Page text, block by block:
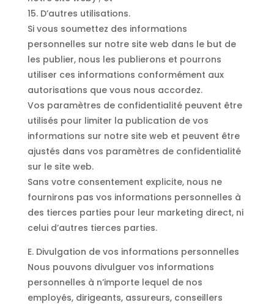
15. D’autres utilisations.
Si vous soumettez des informations
personnelles sur notre site web dans le but de
les publier, nous les publierons et pourrons
utiliser ces informations conformément aux
autorisations que vous nous accordez.
Vos paramètres de confidentialité peuvent être
utilisés pour limiter la publication de vos
informations sur notre site web et peuvent être
ajustés dans vos paramètres de confidentialité
sur le site web.
Sans votre consentement explicite, nous ne
fournirons pas vos informations personnelles à
des tierces parties pour leur marketing direct, ni
celui d’autres tierces parties.
E. Divulgation de vos informations personnelles
Nous pouvons divulguer vos informations
personnelles à n’importe lequel de nos
employés, dirigeants, assureurs, conseillers